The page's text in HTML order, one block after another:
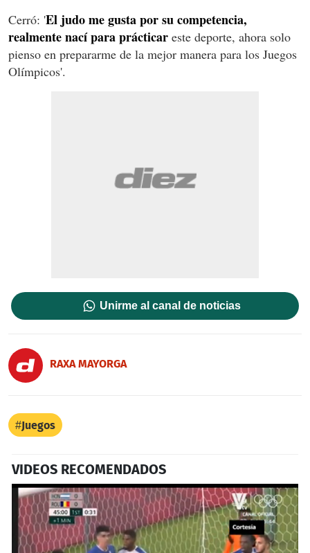
Cerró: 'El judo me gusta por su competencia,
realmente nací para prácticar este deporte, ahora solo
pienso en prepararme de la mejor manera para los Juegos
Olímpicos'.
Unirme al canal de noticias
RAXA MAYORGA
Juegos
VIDEOS RECOMENDADOS